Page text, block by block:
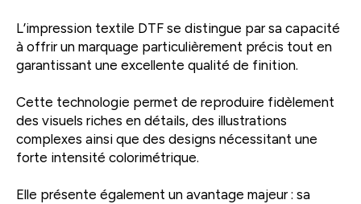
L’impression textile DTF se distingue par sa capacité
à offrir un marquage particulièrement précis tout en
garantissant une excellente qualité de finition.
Cette technologie permet de reproduire fidèlement
des visuels riches en détails, des illustrations
complexes ainsi que des designs nécessitant une
forte intensité colorimétrique.
Elle présente également un avantage majeur : sa